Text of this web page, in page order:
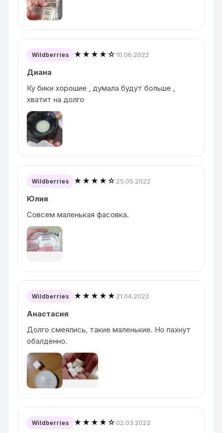
Wildberries ★★★★☆10.06.2022
Диана
Ку бики хорошие , думала будут больше ,
хватит на долго
Wildberries ★★★★☆ 25.05.2022
Юлия
Совсем маленькая фасовка.
Wildberries ★★★★★ 21.04.2022
Анастасия
Долго смеялись, такие маленькие. Но пахнут
обалденно.
Wildberries ★★★★☆ 02.03.2022